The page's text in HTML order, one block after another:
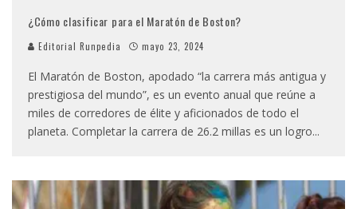
¿Cómo clasificar para el Maratón de Boston?
Editorial Runpedia mayo 23, 2024
El Maratón de Boston, apodado “la carrera más antigua y
prestigiosa del mundo”, es un evento anual que reúne a
miles de corredores de élite y aficionados de todo el
planeta. Completar la carrera de 26.2 millas es un logro...